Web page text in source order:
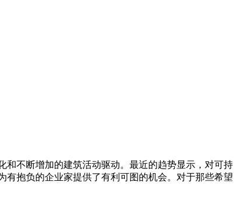
和不断增加的建筑活动驱动。最近的趋势显示，对可持
抱负的企业家提供了有利可图的机会。对于那些希望